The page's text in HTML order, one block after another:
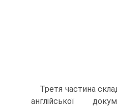
Третя частина
англійської